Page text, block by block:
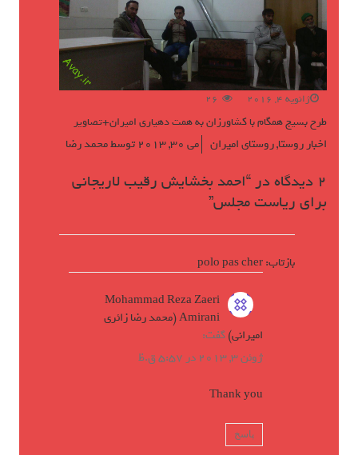
ژانویه 4, 2016 26
طرح بسیج همگام با کشاورزان به همت دهیاری امیران+تصاویر
اخبار روستا,روستای امیران می 30, 2013 توسطمحمد رضا
2 دیدگاه در “
احمد بخشایش رقیب لاریجانی
برای ریاست مجلس”
بازتاب:polo pas cher
Mohammad Reza Zaeri
Amirani (محمد رضا زائری
امیرانی)گفت:
ژوئن 3, 2013 در 5:57 ق.ظ
Thank you
پاسخ